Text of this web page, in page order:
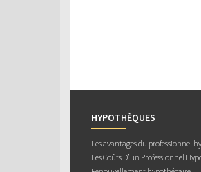
HYPOTHÈQUES
Les avantages du professionnel
Les Coûts D’un Professionnel